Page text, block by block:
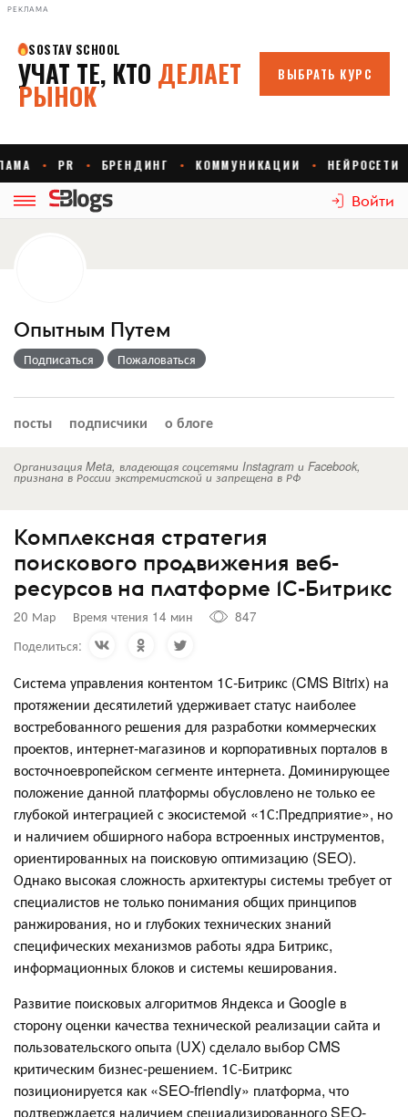
РЕКЛАМА
Войти
Опытным Путем
Подписаться Пожаловаться
посты подписчики о блоге
Организация Meta, владеющая соцсетями Instagram и Facebook,
признана в России экстремистской и запрещена в РФ
Комплексная стратегия
поискового продвижения веб-
ресурсов на платформе 1С-Битрикс
20 Мар Время чтения 14 мин
847
Поделиться:
Система управления контентом 1С-Битрикс (CMS Bitrix) на
протяжении десятилетий удерживает статус наиболее
востребованного решения для разработки коммерческих
проектов, интернет-магазинов и корпоративных порталов в
восточноевропейском сегменте интернета. Доминирующее
положение данной платформы обусловлено не только ее
глубокой интеграцией с экосистемой «1С:Предприятие», но
и наличием обширного набора встроенных инструментов,
ориентированных на поисковую оптимизацию (SEO).
Однако высокая сложность архитектуры системы требует от
специалистов не только понимания общих принципов
ранжирования, но и глубоких технических знаний
специфических механизмов работы ядра Битрикс,
информационных блоков и системы кеширования.
Развитие поисковых алгоритмов Яндекса и Google в
сторону оценки качества технической реализации сайта и
пользовательского опыта (UX) сделало выбор CMS
критическим бизнес-решением. 1С-Битрикс
позиционируется как «SEO-friendly» платформа, что
подтверждается наличием специализированного SEO-